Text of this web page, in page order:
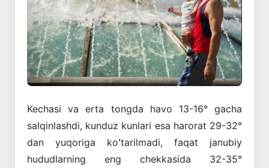
Kechasi va erta tongda havo 13-16° gacha
salqinlashdi, kunduz kunlari esa harorat 29-32°
dan yuqoriga koʻtarilmadi, faqat janubiy
hududlarning eng chekkasida 32-35°